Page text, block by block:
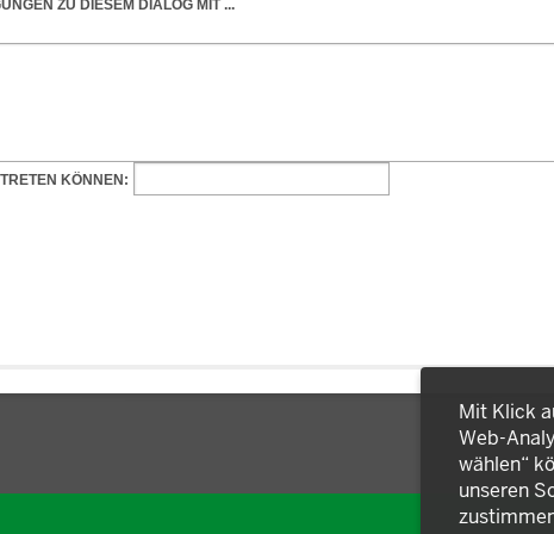
Mit Klick
Web-
wählen“
unseren